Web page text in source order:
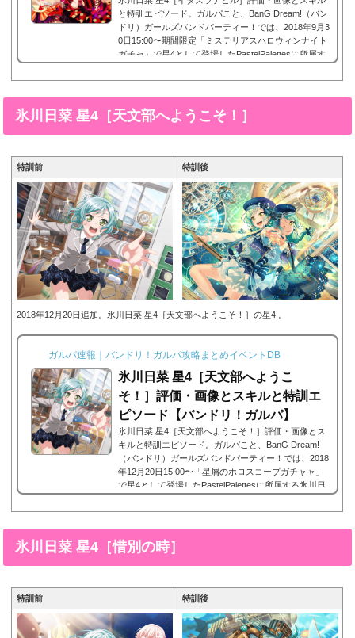
と特訓エピソード。ガルパこと、BanG Dream!（バン
ドリ）ガールズバンドパーティー！では、2018年9月3
0日15:00〜期間限定「ミステリアスハロウィンナイト
ガチャ」で星4として登場したPastelPalettesに所属す
ル］。今回は、期間限定アイドルの氷川日菜 星4［イ
日菜 星4［イタズラデビル］※画像をタップ/クリック
で画像拡大可能■特訓前■特訓後■SDステータス名前氷
川日菜(ひかわひな)所属...
氷川日菜 星4［天文部へようこそ！］
特訓前 特訓後
2018年12月20日追加。氷川日菜 星4［天文部へようこそ！］の星4 。
ガルパ速報｜バンドリ！ガルパ攻略まとめイベントDB
氷川日菜 星4［天文部へようこ
そ！］評価・画像とスキルと特訓エ
ピソード【バンドリ！ガルパ】
氷川日菜 星4［天文部へようこそ！］評価・画像とス
キルと特訓エピソード。ガルパこと、BanG Dream!
（バンドリ）ガールズバンドパーティー！では、2018
年12月20日15:00〜「星屑のホロスコープガチャャ」
で星4として登場したPastelPalettesに所属する氷川日
回は、氷川日菜 星4［天文部へようこそ！］画像と特
こそ！］※画像をタップ/クリックで画像拡大可能■特
訓前■特訓後■SDステータス名前氷川日菜(ひかわひ
な)所属バンドPastel Palet...
氷川日菜 星4［惜別の時］
特訓前 特訓後